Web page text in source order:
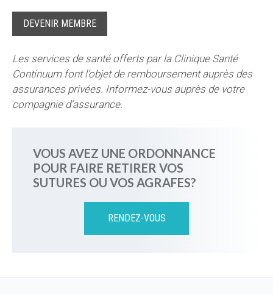
DEVENIR MEMBRE
Les services de santé offerts par la Clinique Santé
Continuum font l’objet de remboursement auprès des
assurances privées. Informez-vous auprès de votre
compagnie d’assurance.
VOUS AVEZ UNE ORDONNANCE
POUR FAIRE RETIRER VOS
SUTURES OU VOS AGRAFES?
RENDEZ-VOUS